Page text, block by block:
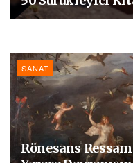
SANAT
Rönesans